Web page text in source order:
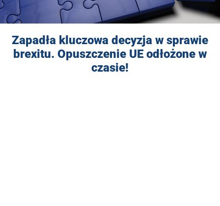
Zapadła kluczowa decyzja w sprawie
brexitu. Opuszczenie UE odłożone w
czasie!